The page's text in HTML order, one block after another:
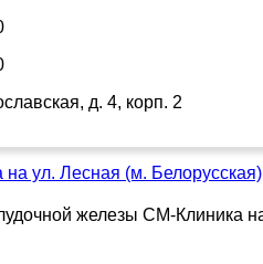
д. 4, корп. 2
ул. Лесная (м. Белорусская)